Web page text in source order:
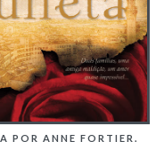
POR ANNE FORTIER.